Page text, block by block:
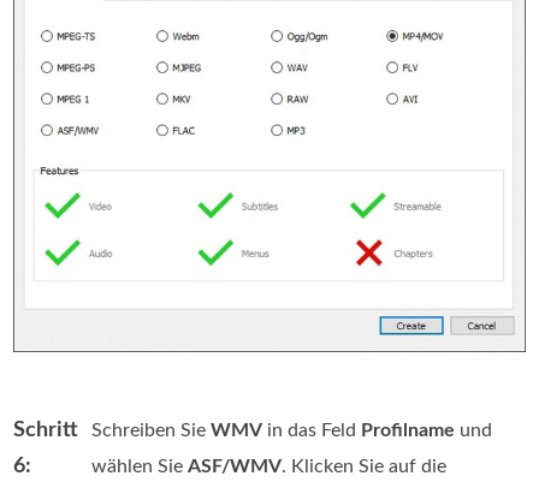
Schritt
6:
Schreiben SieWMV in das Feld Profilname und
wählen SieASF/WMV. Klicken Sie auf die